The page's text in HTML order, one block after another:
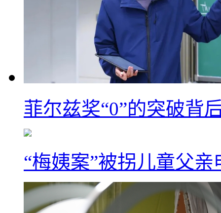
菲尔兹奖“0”的突破背
“梅姨案”被拐儿童父